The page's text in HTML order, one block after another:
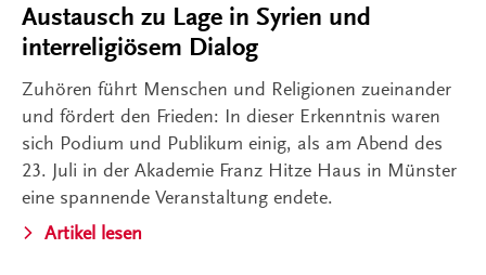
Austausch zu Lage in Syrien und
interreligiösem Dialog
Zuhören führt Menschen und Religionen zueinander
und fördert den Frieden: In dieser Erkenntnis waren
sich Podium und Publikum einig, als am Abend des
23. Juli in der Akademie Franz Hitze Haus in Münster
eine spannende Veranstaltung endete.
Artikel lesen